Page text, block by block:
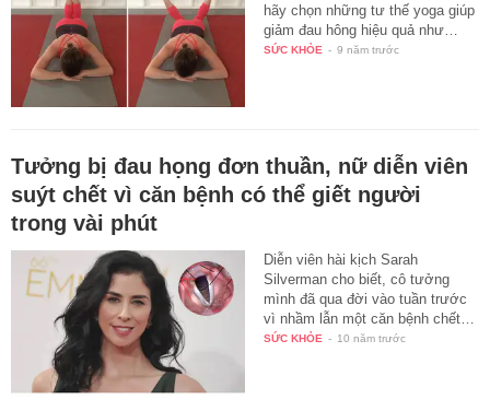
hãy chọn những tư thế yoga giúp
giảm đau hông hiệu quả như…
SỨC KHỎE - 9 năm trước
Tưởng bị đau họng đơn thuần, nữ diễn viên
suýt chết vì căn bệnh có thể giết người
trong vài phút
Diễn viên hài kịch Sarah
Silverman cho biết, cô tưởng
mình đã qua đời vào tuần trước
vì nhầm lẫn một căn bệnh chết…
SỨC KHỎE - 10 năm trước